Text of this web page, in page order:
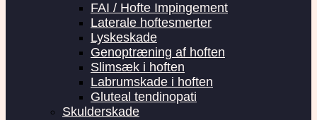
FAI / Hofte Impingement
Laterale hoftesmerter
Lyskeskade
Genoptræning af hoften
Slimsæk i hoften
Labrumskade i hoften
Gluteal tendinopati
Skulderskade